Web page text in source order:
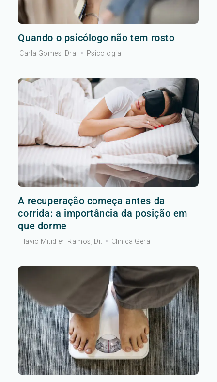
Quando o psicólogo não tem rosto
Carla Gomes, Dra. • Psicologia
A recuperação começa antes da
corrida: a importância da posição em
que dorme
Flávio Mitidieri Ramos, Dr. • Clinica Geral